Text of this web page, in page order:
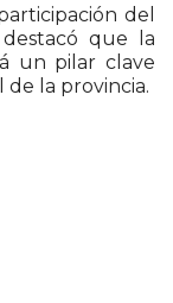
del
que la
un pilar clave
de la provincia.